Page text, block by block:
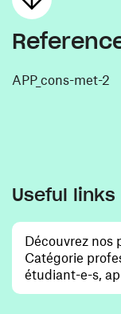
APP_cons-met-2
Useful links
Découvrez nos
Catégorie
étudiant-e-s,